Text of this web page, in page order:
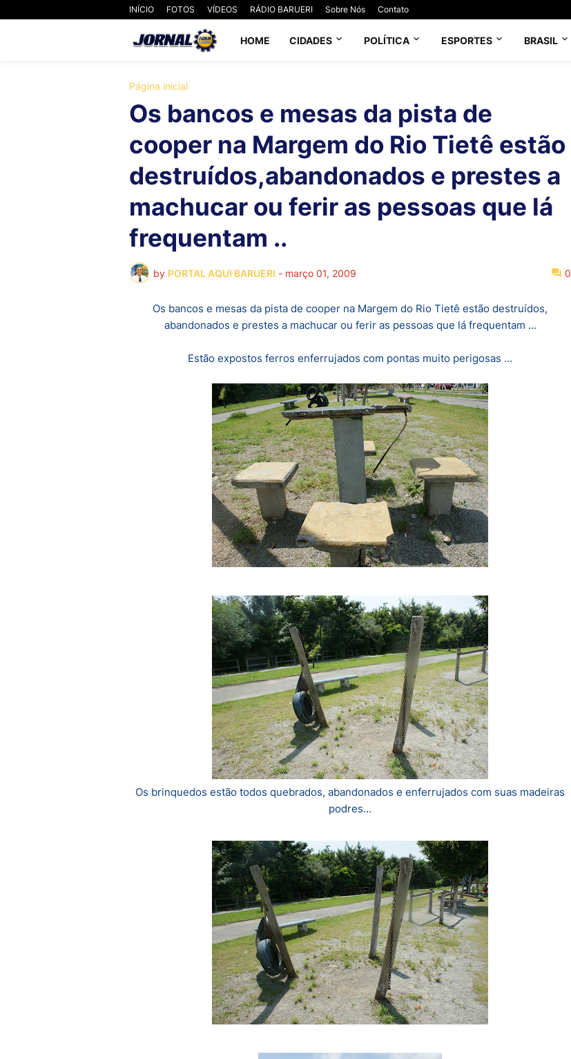
INÍCIO FOTOS VÍDEOS RÁDIO BARUERI Sobre Nós Contato
HOME CIDADES POLÍTICA ESPORTES BRASIL
Página inicial
Os bancos e mesas da pista de
cooper na Margem do Rio Tietê estão
destruídos,abandonados e prestes a
machucar ou ferir as pessoas que lá
frequentam ..
by PORTAL AQUI BARUERI - março 01, 2009 0
Os bancos e mesas da pista de cooper na Margem do Rio Tietê estão destruídos,
abandonados e prestes a machucar ou ferir as pessoas que lá frequentam ...
Estão expostos ferros enferrujados com pontas muito perigosas ...
Os brinquedos estão todos quebrados, abandonados e enferrujados com suas madeiras
podres...